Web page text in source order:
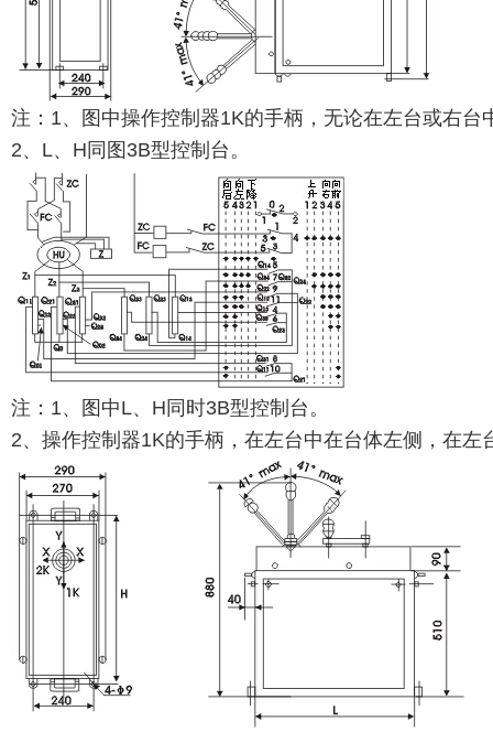
注：1、图中操作控制器1K的手柄，无论在左台或右台
2、L、H同图3B型控制台。
注：1、图中L、H同时3B型控制台。
2、操作控制器1K的手柄，在左台中在台体左侧，在左